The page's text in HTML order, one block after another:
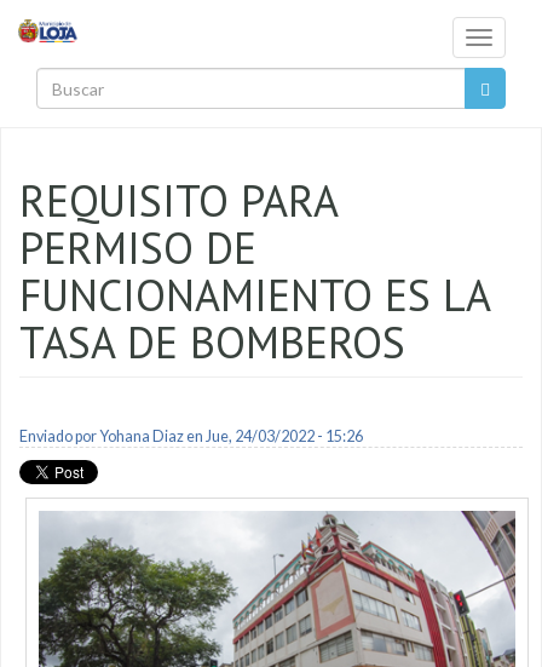
Toggle
REQUISITO PARA
PERMISO DE
FUNCIONAMIENTO ES LA
TASA DE BOMBEROS
Enviado porYohana Diazen Jue, 24/03/2022 - 15:26